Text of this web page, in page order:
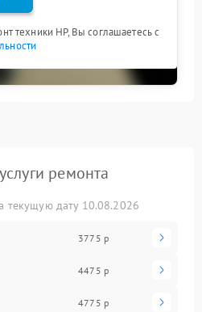
техники HP, Вы соглашаетесь с
ремонта
текущую дату 10.08.2026
3775 р
4475 р
4775 р